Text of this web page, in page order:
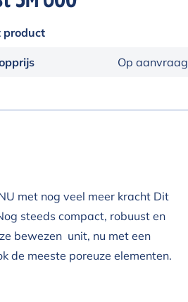
product
Op aanvraag
met nog veel meer kracht Dit
steeds compact, robuust en
bewezen unit, nu met een
de meeste poreuze elementen.